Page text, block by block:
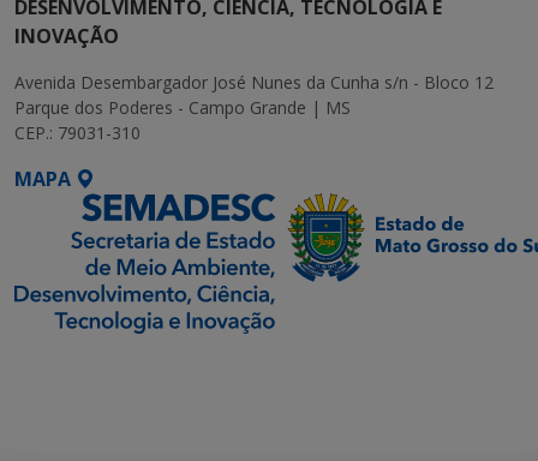
DESENVOLVIMENTO, CIÊNCIA, TECNOLOGIA E
INOVAÇÃO
Avenida Desembargador José Nunes da Cunha s/n - Bloco 12
Parque dos Poderes - Campo Grande | MS
CEP.: 79031-310
MAPA